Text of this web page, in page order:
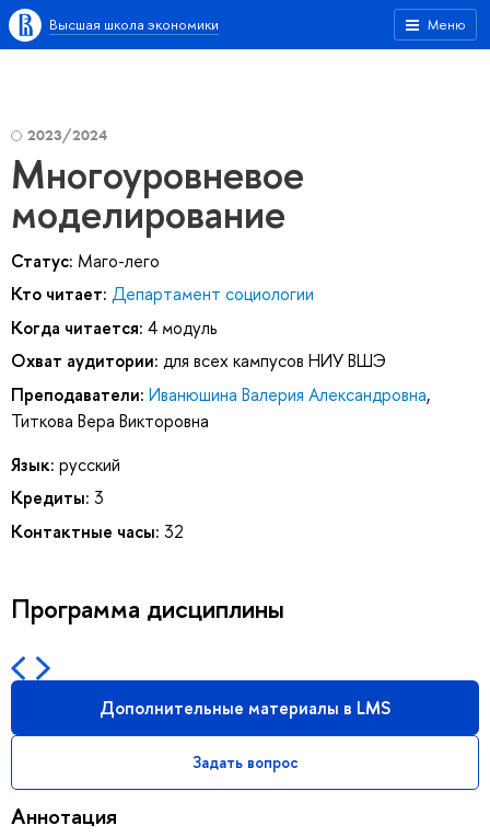
Меню
Высшая школа экономики
2023/2024
Многоуровневое
моделирование
Статус: Маго-лего
Кто читает: Департамент социологии
Когда читается: 4 модуль
Охват аудитории: для всех кампусов НИУ ВШЭ
Преподаватели: Иванюшина Валерия Александровна,
Титкова Вера Викторовна
Язык: русский
Кредиты: 3
Контактные часы: 32
Программа дисциплины
Дополнительные материалы в LMS
Задать вопрос
Аннотация